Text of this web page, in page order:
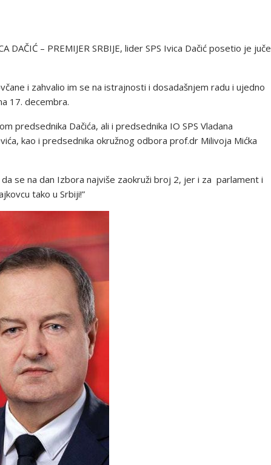
– PREMIJER SRBIJE, lider SPS Ivica Dačić posetio je juče
i zahvalio im se na istrajnosti i dosadašnjem radu i ujedno
17. decembra.
predsednika Dačića, ali i predsednika IO SPS Vladana
kao i predsednika okružnog odbora prof.dr Milivoja Mićka
se na dan Izbora najviše zaokruži broj 2, jer i za parlament i
tako u Srbiji!”